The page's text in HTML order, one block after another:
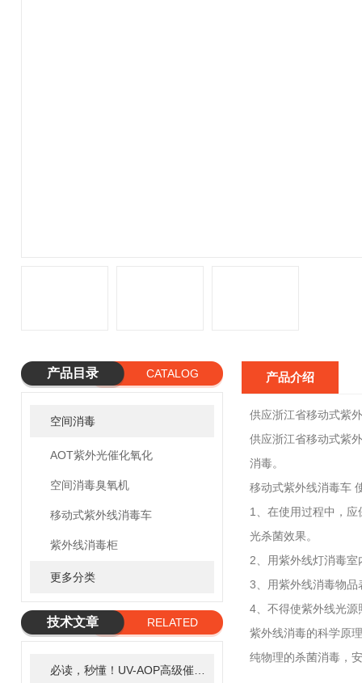
产品目录 CATALOG
空间消毒
AOT紫外光催化氧化
空间消毒臭氧机
移动式紫外线消毒车
紫外线消毒柜
更多分类
技术文章
RELATED
产品介绍
供应浙江省移动式紫
供应浙江省移动式紫
消毒。
移动式紫外线消毒车
1、在使用过程中，
光杀菌效果。
2、用紫外线灯消毒
3、用紫外线消毒物
4、不得使紫外线光
紫外线消毒的科学原
纯物理的杀菌消毒，